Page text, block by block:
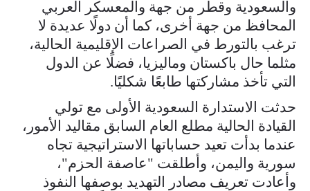
والسعودية وقطر من جهة والمعسكر العربي
المحافظ من جهة أخرى، كما أن دولًا عديدة لا
ترغب بالتورط في الصراعات الإقليمية الحالية،
مثلما حال باكستان وماليزيا، فضلًا عن الدول
التي تأخذ مشاركتها طابعًا شكليًا.
حدثت الاستدارة السعودية الأولى مع تولي
القيادة الحالية مطلع العام السابق مقاليد الأمور،
عندما بدأت تعيد حساباتها الاستراتيجية تجاه
سورية واليمن، وأطلقت "عاصفة الحزم"،
وأعادت تعريف مصادر التهديد بوصفها النفوذ